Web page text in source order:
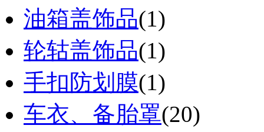
油箱盖饰品(1)
轮轱盖饰品(1)
手扣防划膜(1)
车衣、备胎罩(20)